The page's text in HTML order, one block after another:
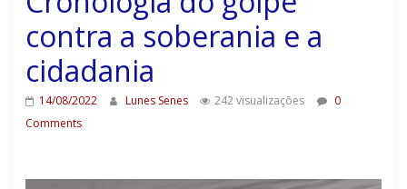
contra a soberania e a
cidadania
14/08/2022 Lunes Senes 242 visualizações
0
Comments